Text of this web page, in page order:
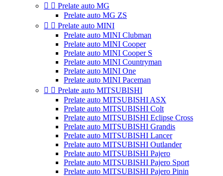
  Prelate auto MG
Prelate auto MG ZS
  Prelate auto MINI
Prelate auto MINI Clubman
Prelate auto MINI Cooper
Prelate auto MINI Cooper S
Prelate auto MINI Countryman
Prelate auto MINI One
Prelate auto MINI Paceman
  Prelate auto MITSUBISHI
Prelate auto MITSUBISHI ASX
Prelate auto MITSUBISHI Colt
Prelate auto MITSUBISHI Eclipse Cross
Prelate auto MITSUBISHI Grandis
Prelate auto MITSUBISHI Lancer
Prelate auto MITSUBISHI Outlander
Prelate auto MITSUBISHI Pajero
Prelate auto MITSUBISHI Pajero Sport
Prelate auto MITSUBISHI Pajero Pinin